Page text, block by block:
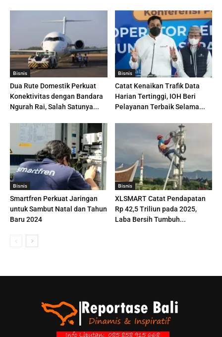
Bisnis
Dua Rute Domestik Perkuat
Konektivitas dengan Bandara
Ngurah Rai, Salah Satunya...
Bisnis
Catat Kenaikan Trafik Data
Harian Tertinggi, IOH Beri
Pelayanan Terbaik Selama...
Bisnis
Smartfren Perkuat Jaringan
untuk Sambut Natal dan Tahun
Baru 2024
Bisnis
XLSMART Catat Pendapatan
Rp 42,5 Triliun pada 2025,
Laba Bersih Tumbuh...